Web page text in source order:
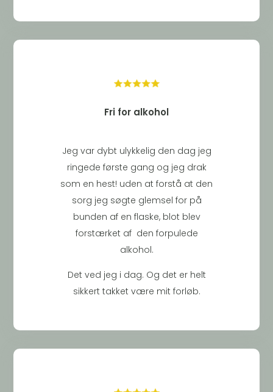
Fri for alkohol
Jeg var dybt ulykkelig den dag jeg
ringede første gang og jeg drak
som en hest! uden at forstå at den
sorg jeg søgte glemsel for på
bunden af en flaske, blot blev
forstærket af den forpulede
alkohol.
Det ved jeg i dag. Og det er helt
sikkert takket være mit forløb.